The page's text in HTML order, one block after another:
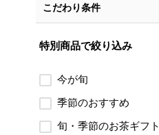
こだわり条件
特別商品で絞り込み
今が旬
季節のおすすめ
旬・季節のお茶ギフト